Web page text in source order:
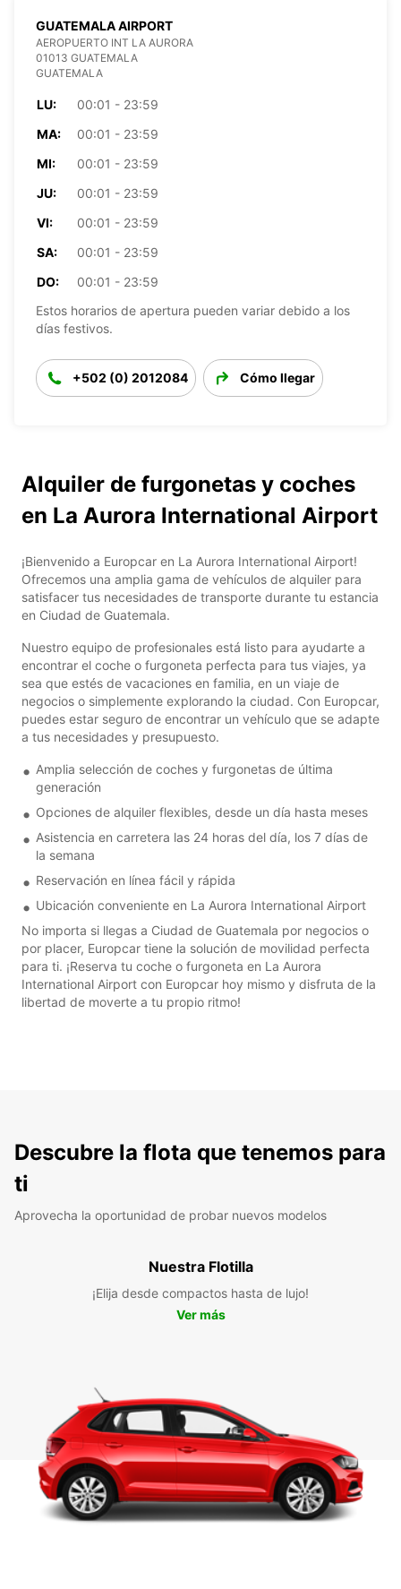
GUATEMALA AIRPORT
AEROPUERTO INT LA AURORA
01013 GUATEMALA
GUATEMALA
LU:
00:01 - 23:59
MA:
00:01 - 23:59
MI:
00:01 - 23:59
JU:
00:01 - 23:59
VI:
00:01 - 23:59
SA:
00:01 - 23:59
DO:
00:01 - 23:59
Estos horarios de apertura pueden variar debido a los
días festivos.
+502 (0) 2012084 Cómo llegar
Alquiler de furgonetas y coches
en La Aurora International Airport
¡Bienvenido a Europcar en La Aurora International Airport!
Ofrecemos una amplia gama de vehículos de alquiler para
satisfacer tus necesidades de transporte durante tu estancia
en Ciudad de Guatemala.
Nuestro equipo de profesionales está listo para ayudarte a
encontrar el coche o furgoneta perfecta para tus viajes, ya
sea que estés de vacaciones en familia, en un viaje de
negocios o simplemente explorando la ciudad. Con Europcar,
puedes estar seguro de encontrar un vehículo que se adapte
a tus necesidades y presupuesto.
Amplia selección de coches y furgonetas de última
generación
Opciones de alquiler flexibles, desde un día hasta meses
Asistencia en carretera las 24 horas del día, los 7 días de
la semana
Reservación en línea fácil y rápida
Ubicación conveniente en La Aurora International Airport
No importa si llegas a Ciudad de Guatemala por negocios o
por placer, Europcar tiene la solución de movilidad perfecta
para ti. ¡Reserva tu coche o furgoneta en La Aurora
International Airport con Europcar hoy mismo y disfruta de la
libertad de moverte a tu propio ritmo!
Descubre la flota que tenemos para
ti
Aprovecha la oportunidad de probar nuevos modelos
Nuestra Flotilla
¡Elija desde compactos hasta de lujo!
Ver más